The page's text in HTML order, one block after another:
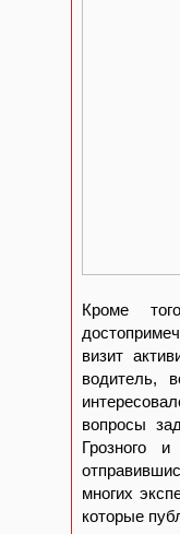
Кроме
визит
водитель,
вопросы
Грозного
многих
которые